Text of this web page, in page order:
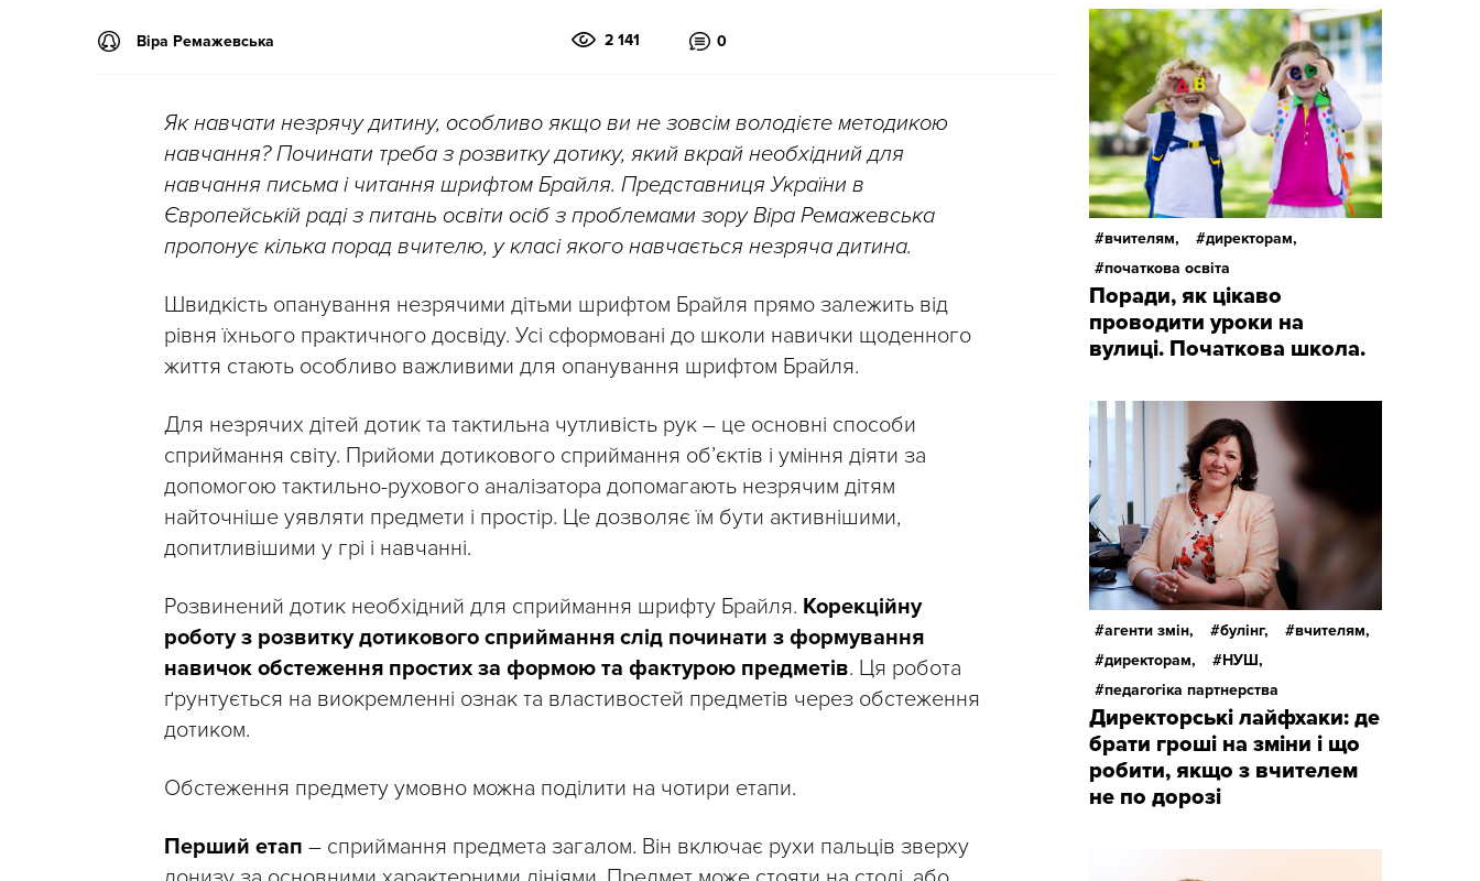
Віра Ремажевська 2 141 0
Як навчати незрячу дитину, особливо якщо ви не зовсім володієте методикою
навчання? Починати треба з розвитку дотику, який вкрай необхідний для
навчання письма і читання шрифтом Брайля. Представниця України в
Європейській раді з питань освіти осіб з проблемами зору Віра Ремажевська
пропонує кілька порад вчителю, у класі якого навчається незряча дитина.
Швидкість опанування незрячими дітьми шрифтом Брайля прямо залежить від
рівня їхнього практичного досвіду. Усі сформовані до школи навички щоденного
життя стають особливо важливими для опанування шрифтом Брайля.
Для незрячих дітей дотик та тактильна чутливість рук – це основні способи
сприймання світу. Прийоми дотикового сприймання об’єктів і уміння діяти за
допомогою тактильно-рухового аналізатора допомагають незрячим дітям
найточніше уявляти предмети і простір. Це дозволяє їм бути активнішими,
допитливішими у грі і навчанні.
Розвинений дотик необхідний для сприймання шрифту Брайля. Корекційну
роботу з розвитку дотикового сприймання слід починати з формування
навичок обстеження простих за формою та фактурою предметів. Ця робота
ґрунтується на виокремленні ознак та властивостей предметів через обстеження
дотиком.
Обстеження предмету умовно можна поділити на чотири етапи.
Перший етап – сприймання предмета загалом. Він включає рухи пальців зверху
вчителям,
директорам,
початкова освіта
Поради, як цікаво
проводити уроки на
вулиці. Початкова школа.
агенти змін, булінг,
вчителям,
директорам,
НУШ,
педагогіка партнерства
Директорські лайфхаки: де
брати гроші на зміни і що
робити, якщо з вчителем
не по дорозі